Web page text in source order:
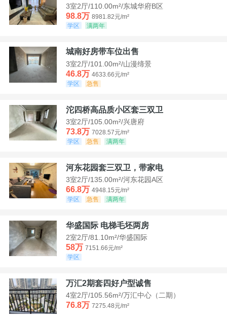
3室2厅/110.00m²/东城华府B区
98.8万 8981.82元/m²
学区
满两年
城南好房带车位出售
3室2厅/101.00m²/山漫缔景
46.8万 4633.66元/m²
学区
急售
沱四桥高品质小区套三双卫
3室2厅/105.00m²/兴唐府
73.8万 7028.57元/m²
学区
急售 满两年
河东花园套三双卫，带家电
3室2厅/135.00m²/河东花园A区
66.8万 4948.15元/m²
学区
急售 满两年
华盛国际 电梯毛坯两房
2室2厅/81.10m²/华盛国际
58万 7151.66元/m²
学区
万汇2期套四好户型诚售
4室2厅/105.56m²/万汇中心（二期）
76.8万 7275.48元/m²